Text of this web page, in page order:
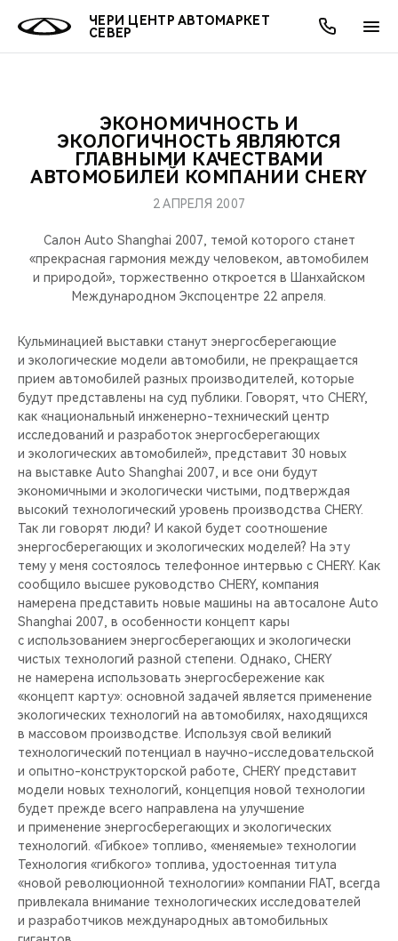
ЧЕРИ ЦЕНТР АВТОМАРКЕТ
СЕВЕР
МОДЕЛИ
ВСЕ МОДЕЛИ
СЕДАНЫ
НОВИНКИ
ПОКУПАТЕЛЯМ
ВЫБОР И ПОКУПКА
ВЛАДЕЛЬЦАМ
СЕРВИС
ПОДДЕРЖКА
МИР CHERY
АКСЕССУАРЫ
CHERY В СОЦСЕТЯХ
БЛАГОТВОРИТЕЛЬНОСТЬ
CHERY REMOTE
CHERY И СПОРТ
НАШИ МЕРОПРИЯТИЯ
ВИДЕООБЗОРЫ
CHERY ДЛЯ ДЕТЕЙ
АКЦИИ
ВЫГОДЫ И АКЦИИ
ОНЛАЙН СЕРВИСЫ
ВЫБОР И ПОКУПКА
О КОМПАНИИ
О НАС
ЭКОНОМИЧНОСТЬ И
ЭКОЛОГИЧНОСТЬ ЯВЛЯЮТСЯ
ГЛАВНЫМИ КАЧЕСТВАМИ
АВТОМОБИЛЕЙ КОМПАНИИ CHERY
2 АПРЕЛЯ 2007
Салон Auto Shanghai 2007, темой которого станет
«прекрасная гармония между человеком, автомобилем
и природой», торжественно откроется в Шанхайском
Международном Экспоцентре 22 апреля.
Кульминацией выставки станут энергосберегающие
и экологические модели автомобили, не прекращается
прием автомобилей разных производителей, которые
будут представлены на суд публики. Говорят, что CHERY,
как «национальный инженерно-технический центр
исследований и разработок энергосберегающих
и экологических автомобилей», представит 30 новых
на выставке Auto Shanghai 2007, и все они будут
экономичными и экологически чистыми, подтверждая
высокий технологический уровень производства CHERY.
Так ли говорят люди? И какой будет соотношение
энергосберегающих и экологических моделей? На эту
тему у меня состоялось телефонное интервью с CHERY. Как
сообщило высшее руководство CHERY, компания
намерена представить новые машины на автосалоне Auto
Shanghai 2007, в особенности концепт кары
с использованием энергосберегающих и экологически
чистых технологий разной степени. Однако, CHERY
не намерена использовать энергосбережение как
«концепт карту»: основной задачей является применение
экологических технологий на автомобилях, находящихся
в массовом производстве. Используя свой великий
технологический потенциал в научно-исследовательской
и опытно-конструкторской работе, CHERY представит
модели новых технологий, концепция новой технологии
будет прежде всего направлена на улучшение
и применение энергосберегающих и экологических
технологий. «Гибкое» топливо, «меняемые» технологии
Технология «гибкого» топлива, удостоенная титула
«новой революционной технологии» компании FIAT, всегда
привлекала внимание технологических исследователей
и разработчиков международных автомобильных